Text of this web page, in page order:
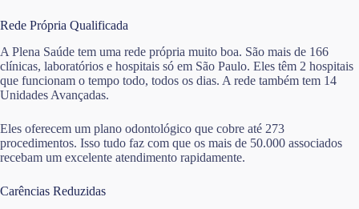
Rede Própria Qualificada
A Plena Saúde tem uma rede própria muito boa. São mais de 166
clínicas, laboratórios e hospitais só em São Paulo. Eles têm 2 hospitais
que funcionam o tempo todo, todos os dias. A rede também tem 14
Unidades Avançadas.
Eles oferecem um plano odontológico que cobre até 273
procedimentos. Isso tudo faz com que os mais de 50.000 associados
recebam um excelente atendimento rapidamente.
Carências Reduzidas